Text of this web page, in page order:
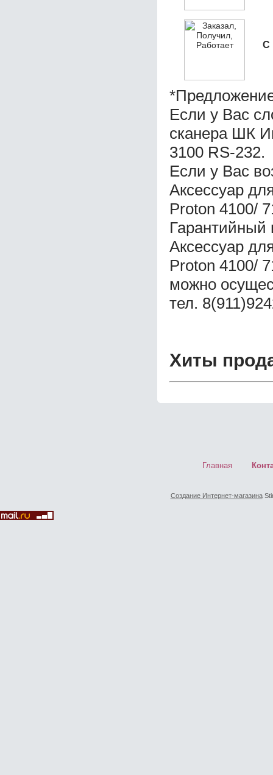
С
Если у Вас
сканера ШК
3100 RS-232.
Если у Вас
Аксессуар
Proton 4100/
Гарантийный
Аксессуар
Proton 4100/
можно
тел.
Хиты
Главная
Создание Интернет-магазина